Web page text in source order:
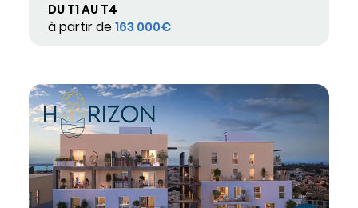
DU T1 AU T4
à partir de 163 000€